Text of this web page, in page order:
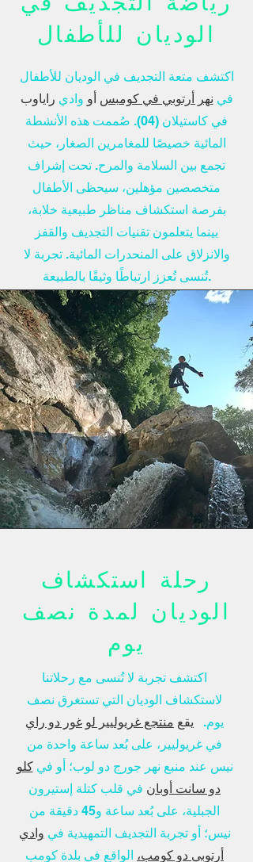
الوديان للأطفال
اكتشف متعة التجديف في الوديان للأطفال
في نهر أرتوبي في كومبس أو وادي راياوب
في كاستيلان (04). صُممت هذه الأنشطة
المائية خصيصًا للمغامرين الصغار، حيث
تجمع بين السلامة والمرح. تحت إشراف
متخصصين مؤهلين، سيحظى الأطفال
بفرصة استكشاف مناظر طبيعية خلابة،
بينما يتعلمون تقنيات التجديف والقفز
والانزلاق على المنحدرات المائية. تجربة لا
تُنسى تُعزز ارتباطًا وثيقًا بالطبيعة.
رحلة استكشاف
الوديان لمدة نصف
يوم
اكتشف تجربة لا تُنسى مع رحلاتنا
لاستكشاف الوديان التي تستغرق نصف
يوم.
يقع منتجع غريوليير لو غور دو راي
في غريوليير، على بُعد ساعة واحدة من
نيس عند منبع نهر جورج دو لوب؛ أو في كلو
دو سانت أوبان في قلب كتلة إستيرون
الجبلية، على بُعد ساعة و45 دقيقة من
نيس؛ أو تجربة التجديف التمهيدية في وادي
أرتوبي دو كومب، الواقع في بلدة كومب